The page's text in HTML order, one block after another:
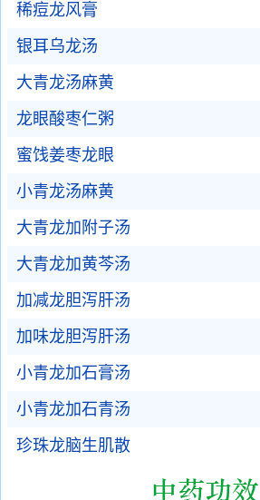
稀痘龙风膏
银耳乌龙汤
大青龙汤麻黄
龙眼酸枣仁粥
蜜饯姜枣龙眼
小青龙汤麻黄
大青龙加附子汤
大青龙加黄芩汤
加减龙胆泻肝汤
加味龙胆泻肝汤
小青龙加石膏汤
小青龙加石青汤
珍珠龙脑生肌散